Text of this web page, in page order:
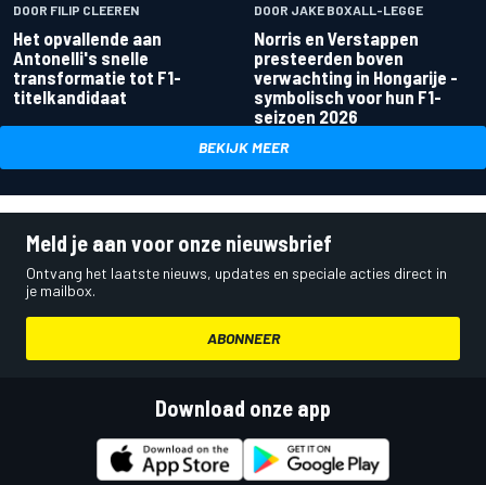
DOOR FILIP CLEEREN
Het opvallende aan
Antonelli's snelle
transformatie tot F1-
titelkandidaat
DOOR JAKE BOXALL-LEGGE
Norris en Verstappen
presteerden boven
verwachting in Hongarije -
symbolisch voor hun F1-
seizoen 2026
BEKIJK MEER
Meld je aan voor onze nieuwsbrief
Ontvang het laatste nieuws, updates en speciale acties direct in
je mailbox.
ABONNEER
Download onze app